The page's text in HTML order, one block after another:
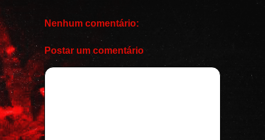
Nenhum comentário:
Postar um comentário